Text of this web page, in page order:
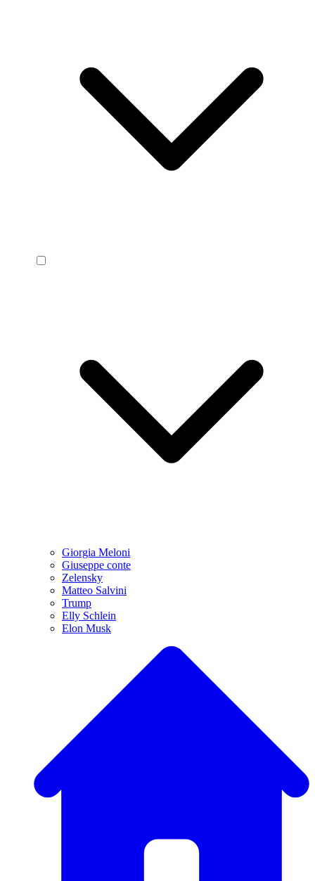
Giorgia Meloni
Giuseppe conte
Zelensky
Matteo Salvini
Trump
Elly Schlein
Elon Musk